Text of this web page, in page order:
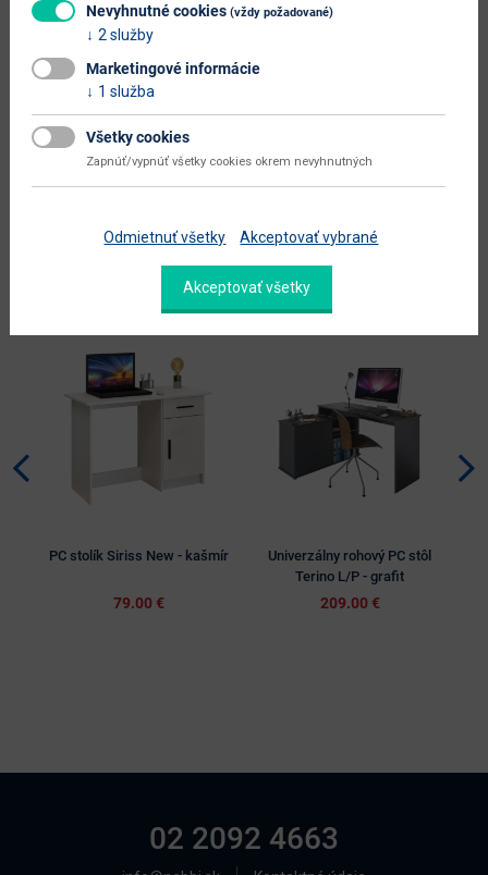
hlavná farba ďalšie farby
doplnková farba
prevedenie s leskom
Alternatívne produkty
PC stolík Siriss New - kašmír
79.00 €
Univerzálny rohový PC stôl
Terino L/P - grafit
209.00 €
02 2092 4663
Nevyhnutné cookies (vždy požadované)
2 služby
Marketingové informácie
1 služba
Všetky cookies
Zapnúť/vypnúť všetky cookies okrem nevyhnutných
Odmietnuť všetky Akceptovať vybrané
Akceptovať všetky